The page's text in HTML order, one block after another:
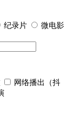
纪录片
微电影
网络播出（抖